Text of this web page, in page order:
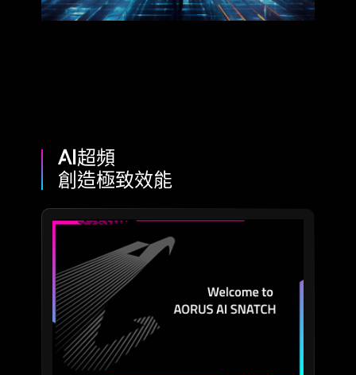
AI超頻
創造極致效能